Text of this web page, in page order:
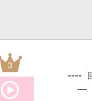
3
----
----